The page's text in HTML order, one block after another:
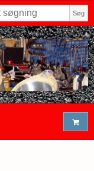
Søg